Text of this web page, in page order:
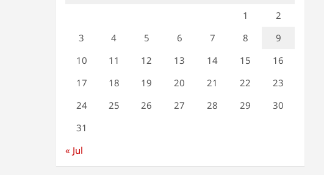
1
2
3
4 5 6 7 8
9
10
11 12 13 14 15
16
17
18 19 20 21 22
23
24
25 26 27 28 29
30
31
« Jul